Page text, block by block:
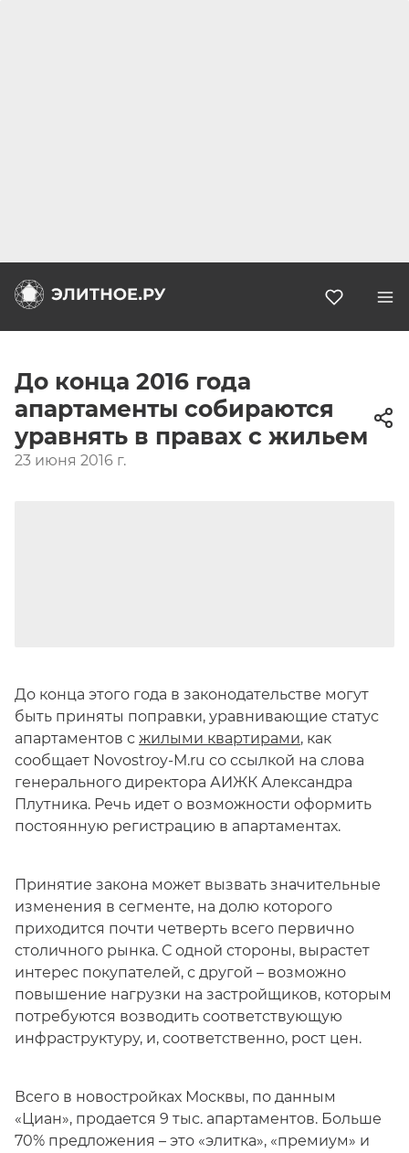
До конца 2016 года
апартаменты собираются
уравнять в правах с жильем
23 июня 2016 г.
До конца этого года в законодательстве могут
быть приняты поправки, уравнивающие статус
апартаментов с жилыми квартирами, как
сообщает Novostroy-M.ru со ссылкой на слова
генерального директора АИЖК Александра
Плутника. Речь идет о возможности оформить
постоянную регистрацию в апартаментах.
Принятие закона может вызвать значительные
изменения в сегменте, на долю которого
приходится почти четверть всего первично
столичного рынка. С одной стороны, вырастет
интерес покупателей, с другой – возможно
повышение нагрузки на застройщиков, которым
потребуются возводить соответствующую
инфраструктуру, и, соответственно, рост цен.
Всего в новостройках Москвы, по данным
«Циан», продается 9 тыс. апартаментов. Больше
70% предложения – это «элитка», «премиум» и